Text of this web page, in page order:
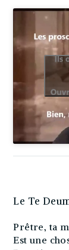
Le Te
Prêtre, ta
Est une